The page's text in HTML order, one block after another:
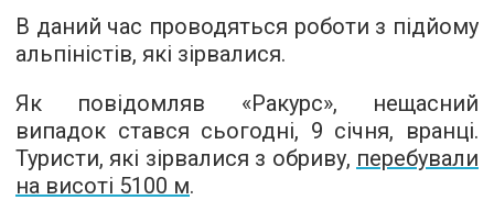
В даний час проводяться роботи з підйому
альпіністів, які зірвалися.
Як повідомляв «Ракурс», нещасний
випадок стався сьогодні, 9 січня, вранці.
Туристи, які зірвалися з обриву, перебували
на висоті 5100 м.